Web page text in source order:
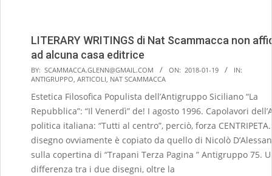
LITERARY WRITINGS di Nat Scammacca non
ad alcuna casa editrice
2018-
01-
19
BY: SCAMMACCA.GLENN@GMAIL.COM ON: 2018-01-19
IN:
ANTIGRUPPO, ARTICOLI, NAT SCAMMACCA
Estetica Filosofica Populista dell’Antigruppo Siciliano “La
Repubblica”: “Il Venerdì” de! I agosto 1996. Capolavori
politica italiana: “Tutti al centro”, perciò, forza
disegno ovviamente è copiato da quello di Nicolò
sulla copertina di “Trapani Terza Pagina ” Antigruppo 75.
differenza tra i due disegni, oltre la